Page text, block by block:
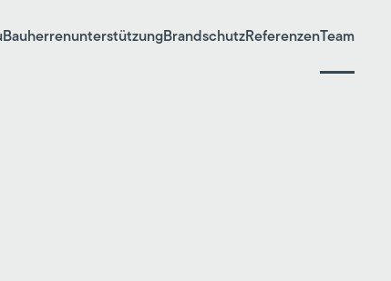
BauherrenunterstützungBrandschutzReferenzenTeam